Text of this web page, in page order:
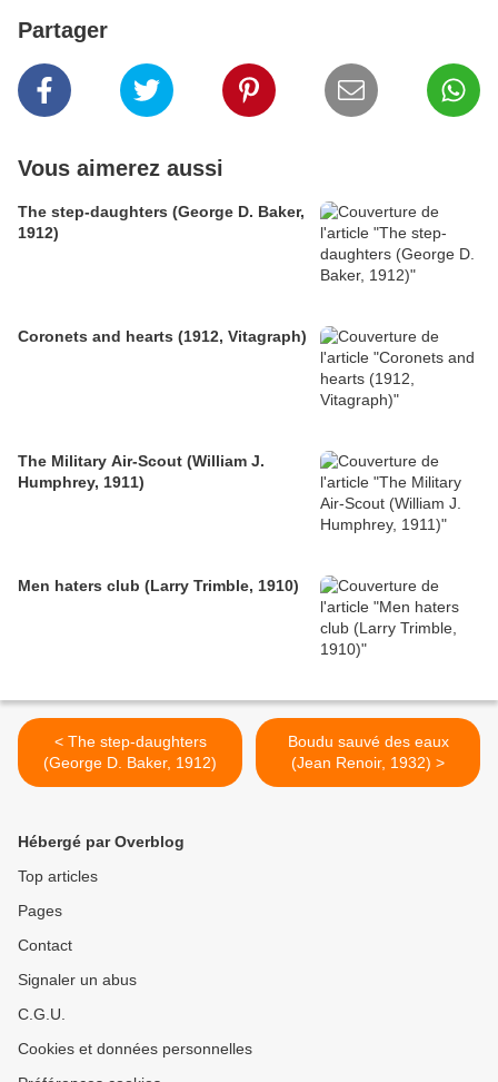
Partager
Vous aimerez aussi
The step-daughters (George D. Baker,
1912)
Coronets and hearts (1912, Vitagraph)
The Military Air-Scout (William J.
Humphrey, 1911)
Men haters club (Larry Trimble, 1910)
< The step-daughters
(George D. Baker, 1912)
Boudu sauvé des eaux
(Jean Renoir, 1932) >
Hébergé par Overblog
Top articles
Pages
Contact
Signaler un abus
C.G.U.
Cookies et données personnelles